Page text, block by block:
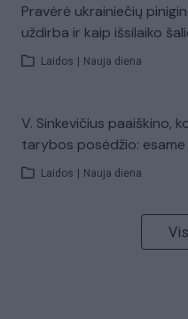
Pravėrė ukrainiečių
uždirba ir kaip išsilaiko
Laidos Nauja diena
V. Sinkevičius paaiškino,
tarybos posėdžio:
Laidos Nauja diena